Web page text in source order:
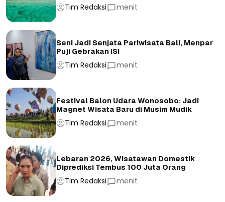
Tim Redaksi menit
Seni Jadi Senjata Pariwisata Bali, Menpar
Puji Gebrakan ISI
Tim Redaksi menit
Festival Balon Udara Wonosobo: Jadi
Magnet Wisata Baru di Musim Mudik
Tim Redaksi menit
Lebaran 2026, Wisatawan Domestik
Diprediksi Tembus 100 Juta Orang
Tim Redaksi menit